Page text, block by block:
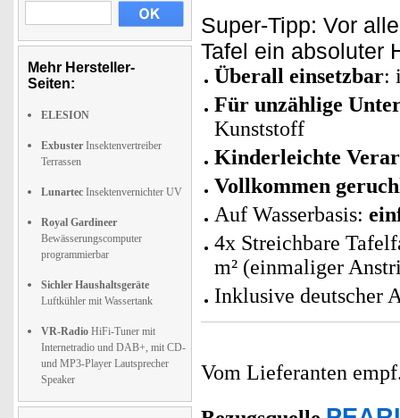
Mehr Hersteller-
Seiten:
ELESION
Exbuster Insektenvertreiber
Terrassen
Lunartec Insektenvernichter UV
Royal Gardineer
Bewässerungscomputer
programmierbar
Sichler Haushaltsgeräte
Luftkühler mit Wassertank
VR-Radio HiFi-Tuner mit
Internetradio und DAB+, mit CD-
und MP3-Player Lautsprecher
Speaker
Super-Tipp: Vor
Tafel ein absoluter
Überall einsetzbar:
Für unzählige
Kunststoff
Kinderleichte
Vollkommen
Auf Wasserbasis:
4x Streichbare
m² (einmaliger
Inklusive deutscher
Vom Lieferanten